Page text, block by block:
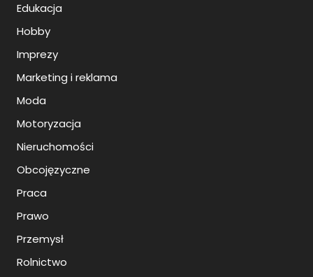
Edukacja
Hobby
Imprezy
Marketing i reklama
Moda
Motoryzacja
Nieruchomości
Obcojęzyczne
Praca
Prawo
Przemysł
Rolnictwo